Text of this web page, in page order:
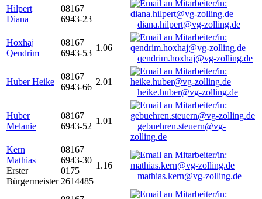
Hilpert
Diana
08167
6943-23
diana.hilpert@vg-zolling.de
Hoxhaj
Qendrim
08167
6943-53
1.06
qendrim.hoxhaj@vg-zolling.de
Huber Heike
08167
6943-66
2.01
heike.huber@vg-zolling.de
Huber
Melanie
08167
6943-52
1.01
gebuehren.steuern@vg-
zolling.de
Kern
Mathias
Erster
Bürgermeister
08167
6943-30
0175
2614485
1.16
mathias.kern@vg-zolling.de